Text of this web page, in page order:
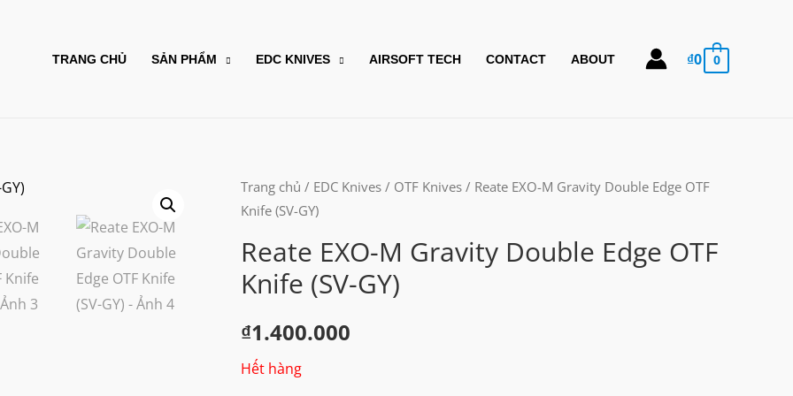
TRANG CHỦ SẢN PHẨM EDC KNIVES AIRSOFT TECH CONTACT ABOUT ₫0 0
Trang chủ / EDC Knives / OTF Knives / Reate EXO-M Gravity Double Edge OTF
Knife (SV-GY)
Reate EXO-M Gravity Double Edge OTF
Knife (SV-GY)
₫1.400.000
Hết hàng